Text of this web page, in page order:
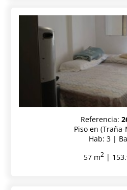
Referencia:
Piso en
Hab: 3 |
57 m2 |